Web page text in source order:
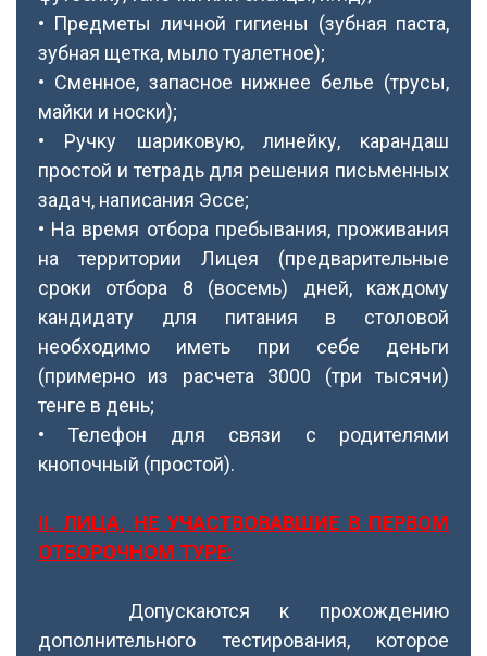
• Предметы личной гигиены (зубная паста,
зубная щетка, мыло туалетное);
• Сменное, запасное нижнее белье (трусы,
майки и носки);
• Ручку шариковую, линейку, карандаш
простой и тетрадь для решения письменных
задач, написания Эссе;
• На время отбора пребывания, проживания
на территории Лицея (предварительные
сроки отбора 8 (восемь) дней, каждому
кандидату для питания в столовой
необходимо иметь при себе деньги
(примерно из расчета 3000 (три тысячи)
тенге в день;
• Телефон для связи с родителями
кнопочный (простой).
ІІ. ЛИЦА, НЕ УЧАСТВОВАВШИЕ В ПЕРВОМ
ОТБОРОЧНОМ ТУРЕ:
Допускаются к прохождению
дополнительного тестирования, которое